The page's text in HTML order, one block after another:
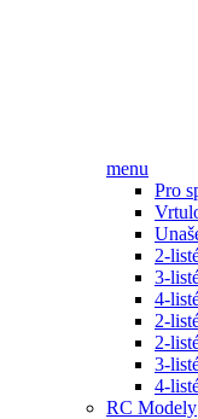
menu
Pro
2-
3-
4-
2-
2-
3-
4-
RC Modely